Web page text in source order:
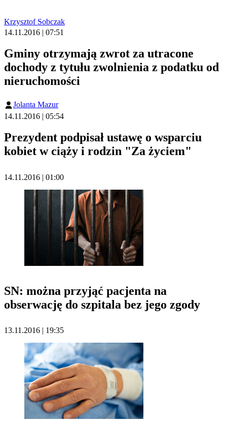
Krzysztof Sobczak
14.11.2016 | 07:51
Gminy otrzymają zwrot za utracone
dochody z tytułu zwolnienia z podatku od
nieruchomości
Jolanta Mazur
14.11.2016 | 05:54
Prezydent podpisał ustawę o wsparciu
kobiet w ciąży i rodzin "Za życiem"
14.11.2016 | 01:00
SN: można przyjąć pacjenta na
obserwację do szpitala bez jego zgody
13.11.2016 | 19:35